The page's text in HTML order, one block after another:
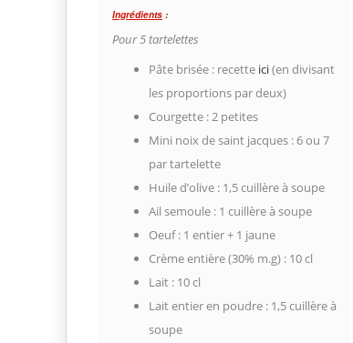
Ingrédients :
Pour 5 tartelettes
Pâte brisée : recette ici(en divisant
les proportions par deux)
Courgette : 2 petites
Mini noix de saint jacques : 6 ou 7
par tartelette
Huile d’olive : 1,5 cuillère à soupe
Ail semoule : 1 cuillère à soupe
Oeuf : 1 entier + 1 jaune
Crème entière (30% m.g) : 10 cl
Lait : 10 cl
Lait entier en poudre : 1,5 cuillère à
soupe